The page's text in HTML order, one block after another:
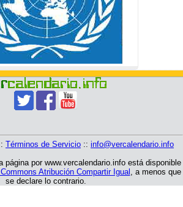
Términos de Servicio :: info@vercalendario.info
página por www.vercalendario.info está disponible
Atribución Compartir Igual , a menos que
se declare lo contrario.